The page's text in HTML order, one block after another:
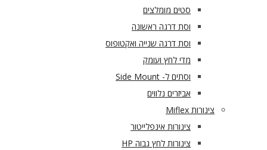
סטים מומלצים
וסת דרגה ראשונה
וסת דרגה שנייה ואקטופוס
מדי לחץ ועומק
וסתים ל- Side Mount
אביזרים נלווים
צינורות Miflex
צינורות אינפלייטור
צינורות לחץ גבוה HP